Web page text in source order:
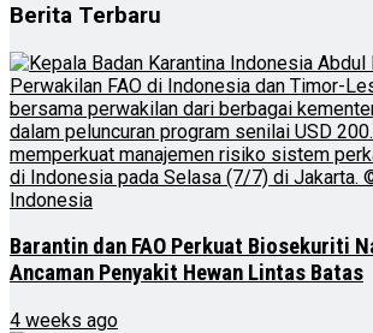
Berita Terbaru
Barantin dan FAO Perkuat Biosekuriti
Ancaman Penyakit Hewan Lintas Batas
4 weeks ago